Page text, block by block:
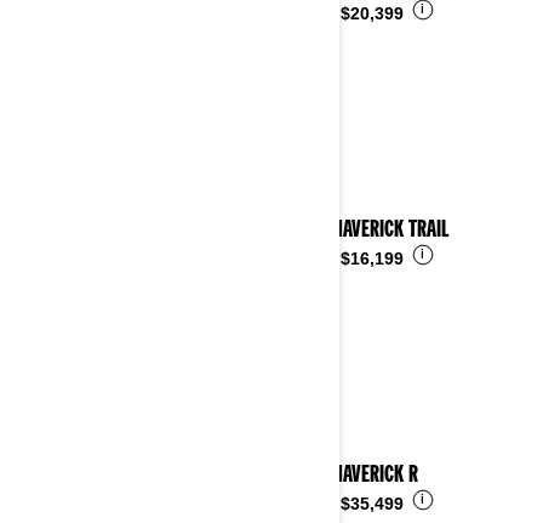
$20,399 i
2025 MAVERICK TRAIL
$16,199 i
2025 MAVERICK R
$35,499 i